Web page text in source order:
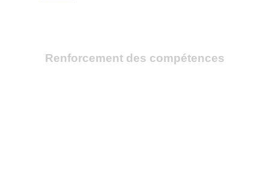
Renforcement des compétences